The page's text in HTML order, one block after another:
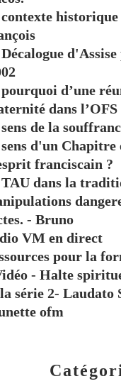
historique
d’une
dans l’OFS
de la
d'un Chapitre
franciscain ?
dans la
- Bruno
VM en direct
pour la
- Halte
série 2- Laudato
ofm